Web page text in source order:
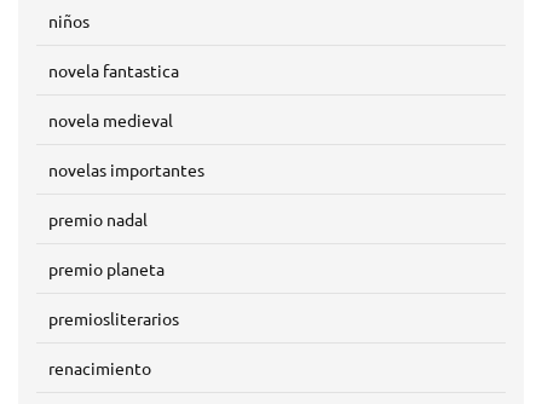
niños
novela fantastica
novela medieval
novelas importantes
premio nadal
premio planeta
premiosliterarios
renacimiento